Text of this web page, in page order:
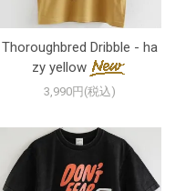
Thoroughbred Dribble - ha
zy yellow
3,990円(税込)